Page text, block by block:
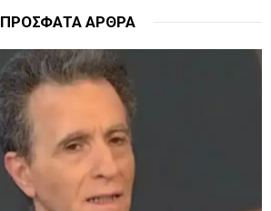
ΠΡΌΣΦΑΤΑ ΆΡΘΡΑ